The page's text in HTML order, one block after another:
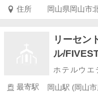
住所 岡山県岡山市
リーセン
ル/
ホテルウエ
最寄駅
岡山駅 (岡山